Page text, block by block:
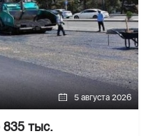
5 августа 2026
835 тыс.